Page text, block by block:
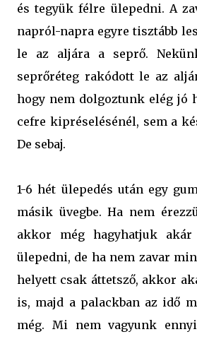
és tegyük félre ülepedni. A
napról-napra egyre tisztább
le az aljára a seprő.
seprőréteg rakódott le az
hogy nem dolgoztunk elég jó
cefre kipréselésénél, sem a
De sebaj.
1-6 hét ülepedés után egy
másik üvegbe. Ha nem
akkor még hagyhatjuk
ülepedni, de ha nem zavar
helyett csak áttetsző, akkor
is, majd a palackban az idő
még. Mi nem vagyunk